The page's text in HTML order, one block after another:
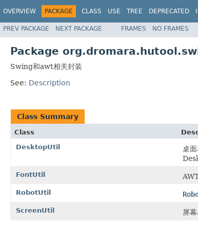
OVERVIEW PACKAGE CLASS USE TREE DEPRECATED
PREV PACKAGE NEXT PACKAGE FRAMES NO FRAMES
Package
Swing和awt相关封装
See: Description
Class Summary
Class
DesktopUtil
桌面
FontUtil
RobotUtil
ScreenUtil 屏